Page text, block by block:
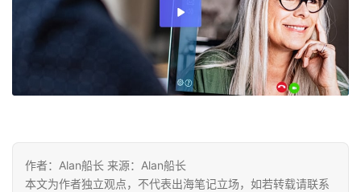
作者：Alan船长 来源：Alan船长
本文为作者独立观点，不代表出海笔记立场，如若转载请联系